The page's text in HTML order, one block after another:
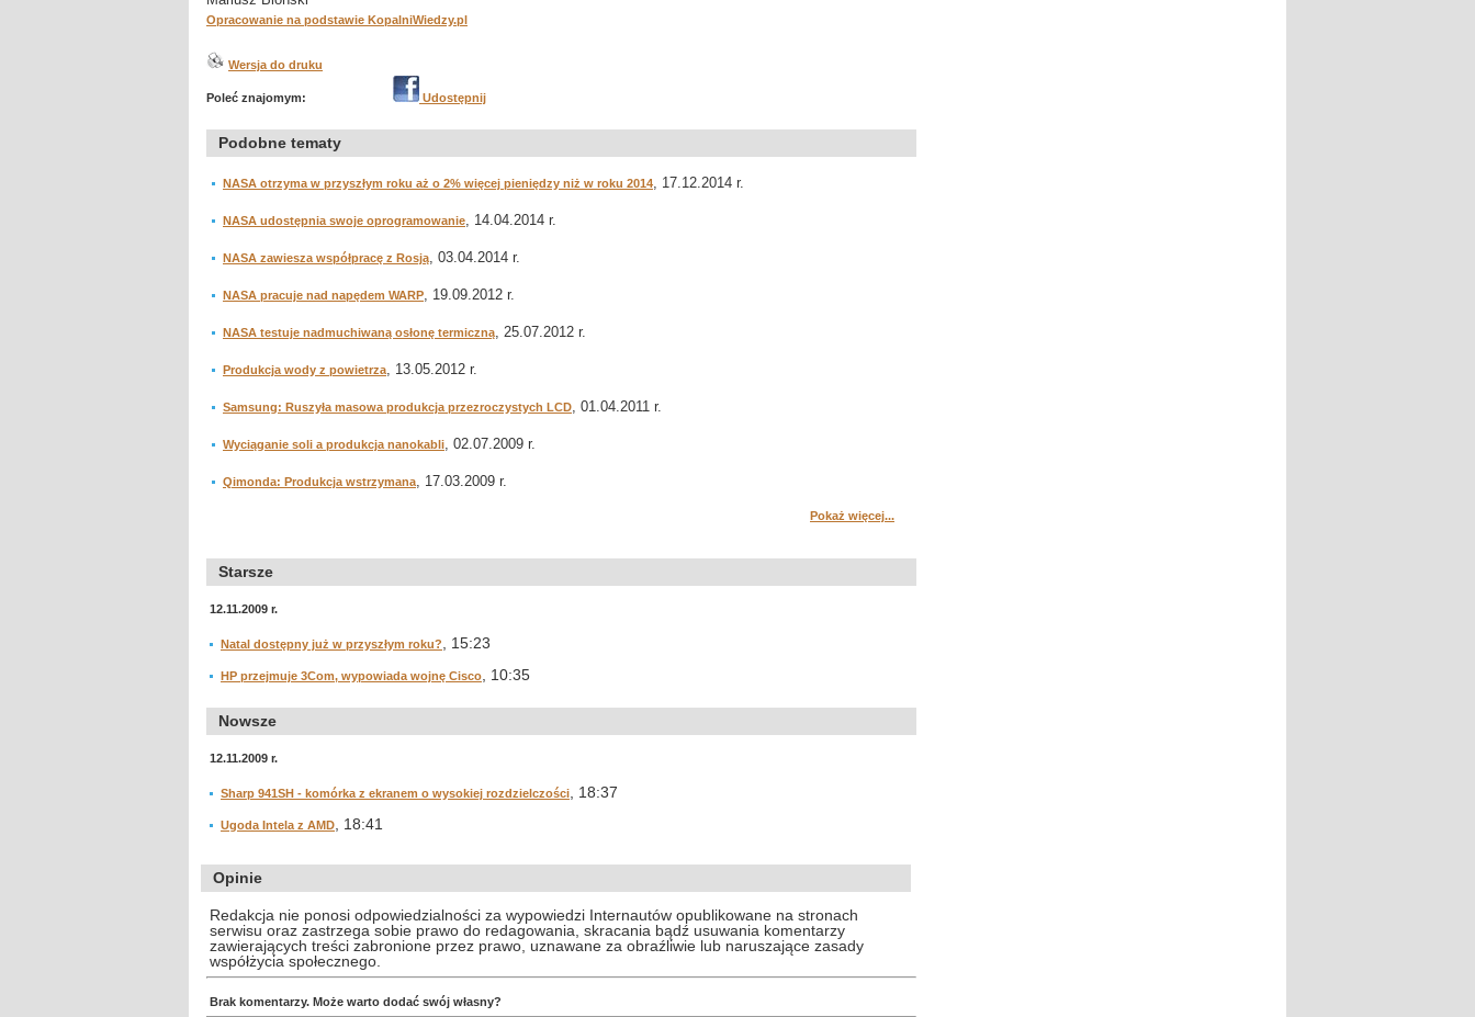
Opracowanie na podstawie KopalniWiedzy.pl
Wersja do druku
Poleć znajomym: Udostępnij
Podobne tematy
NASA otrzyma w przyszłym roku aż o 2% więcej pieniędzy niż w roku 2014, 17.12.2014 r.
NASA udostępnia swoje oprogramowanie, 14.04.2014 r.
NASA zawiesza współpracę z Rosją, 03.04.2014 r.
NASA pracuje nad napędem WARP, 19.09.2012 r.
NASA testuje nadmuchiwaną osłonę termiczną, 25.07.2012 r.
Produkcja wody z powietrza, 13.05.2012 r.
Samsung: Ruszyła masowa produkcja przezroczystych LCD, 01.04.2011 r.
Wyciąganie soli a produkcja nanokabli, 02.07.2009 r.
Qimonda: Produkcja wstrzymana, 17.03.2009 r.
Pokaż więcej...
Starsze
12.11.2009 r.
Natal dostępny już w przyszłym roku? , 15:23
HP przejmuje 3Com, wypowiada wojnę Cisco , 10:35
Nowsze
12.11.2009 r.
Sharp 941SH - komórka z ekranem o wysokiej rozdzielczości , 18:37
Ugoda Intela z AMD , 18:41
Opinie
Redakcja nie ponosi odpowiedzialności za wypowiedzi Internautów opublikowane na stronach
serwisu oraz zastrzega sobie prawo do redagowania, skracania bądź usuwania komentarzy
zawierających treści zabronione przez prawo, uznawane za obraźliwie lub naruszające zasady
współżycia społecznego.
Brak komentarzy. Może warto dodać swój własny?